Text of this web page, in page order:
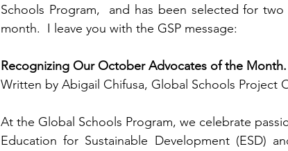
Schools Program,  and has been selected for
month.  I leave you with the GSP message:
Recognizing Our October Advocates of the Month.
Written by Abigail Chifusa, Global Schools Project
At the Global Schools Program, we celebrate
Education for Sustainable Development (ESD)